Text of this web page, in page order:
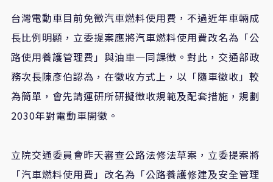
台灣電動車目前免徵汽車燃料使用費，不過近年車輛成
長比例明顯，立委提案應將汽車燃料使用費改名為「公
路使用養護管理費」與油車一同課徵。對此，交通部政
務次長陳彥伯認為，在徵收方式上，以「隨車徵收」較
為簡單，會先請運研所研擬徵收規範及配套措施，規劃
2030年對電動車開徵。
立院交通委員會昨天審查公路法修法草案，立委提案將
「汽車燃料使用費」改名為「公路養護修建及安全管理